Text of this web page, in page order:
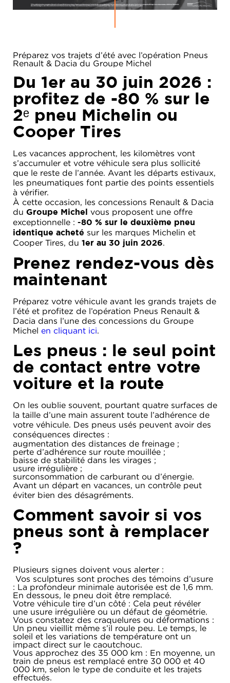
RENAULT
DACIA
ALPINE
LIGIER
MICROCAR
LIGIER
PROFESSIONAL
NOS
SERVICES
GROUPE
MICHEL
ACADÉMIE
HISTORIQUE
DU
GROUPE
MICHEL
ACTUALITÉS
Préparez vos trajets d’été avec l’opération Pneus
Renault & Dacia du Groupe Michel
Du 1er au 30 juin 2026 :
profitez de -80 % sur le
2ᵉ pneu Michelin ou
Cooper Tires
Les vacances approchent, les kilomètres vont
s’accumuler et votre véhicule sera plus sollicité
que le reste de l’année. Avant les départs estivaux,
les pneumatiques font partie des points essentiels
à vérifier.
À cette occasion, les concessions Renault & Dacia
du Groupe Michel
vous proposent une offre
exceptionnelle : -80 % sur le deuxième pneu
identique acheté sur les marques Michelin et
Cooper Tires, du 1er au 30 juin 2026.
Prenez rendez-vous dès
maintenant
Préparez votre véhicule avant les grands trajets de
l’été et profitez de l’opération Pneus Renault &
Dacia dans l’une des concessions du Groupe
Michel en cliquant ici.
Les pneus : le seul point
de contact entre votre
voiture et la route
On les oublie souvent, pourtant quatre surfaces de
la taille d’une main assurent toute l’adhérence de
votre véhicule. Des pneus usés peuvent avoir des
conséquences directes :
augmentation des distances de freinage ;
perte d’adhérence sur route mouillée ;
baisse de stabilité dans les virages ;
usure irrégulière ;
surconsommation de carburant ou d’énergie.
Avant un départ en vacances, un contrôle peut
éviter bien des désagréments.
Comment savoir si vos
pneus sont à remplacer
?
Plusieurs signes doivent vous alerter :
Vos sculptures sont proches des témoins d’usure
: La profondeur minimale autorisée est de 1,6 mm.
En dessous, le pneu doit être remplacé.
Votre véhicule tire d’un côté : Cela peut révéler
une usure irrégulière ou un défaut de géométrie.
Vous constatez des craquelures ou déformations :
Un pneu vieillit même s’il roule peu. Le temps, le
soleil et les variations de température ont un
impact direct sur le caoutchouc.
Vous approchez des 35 000 km : En moyenne, un
train de pneus est remplacé entre 30 000 et 40
000 km, selon le type de conduite et les trajets
effectués.